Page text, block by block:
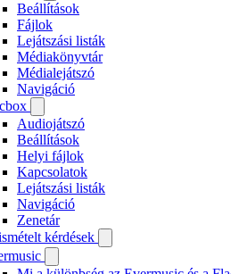
Beállítások
Fájlok
Lejátszási listák
Médiakönyvtár
Médialejátszó
Navigáció
Audiojátszó
Beállítások
Helyi fájlok
Kapcsolatok
Lejátszási listák
Navigáció
Zenetár
kérdések